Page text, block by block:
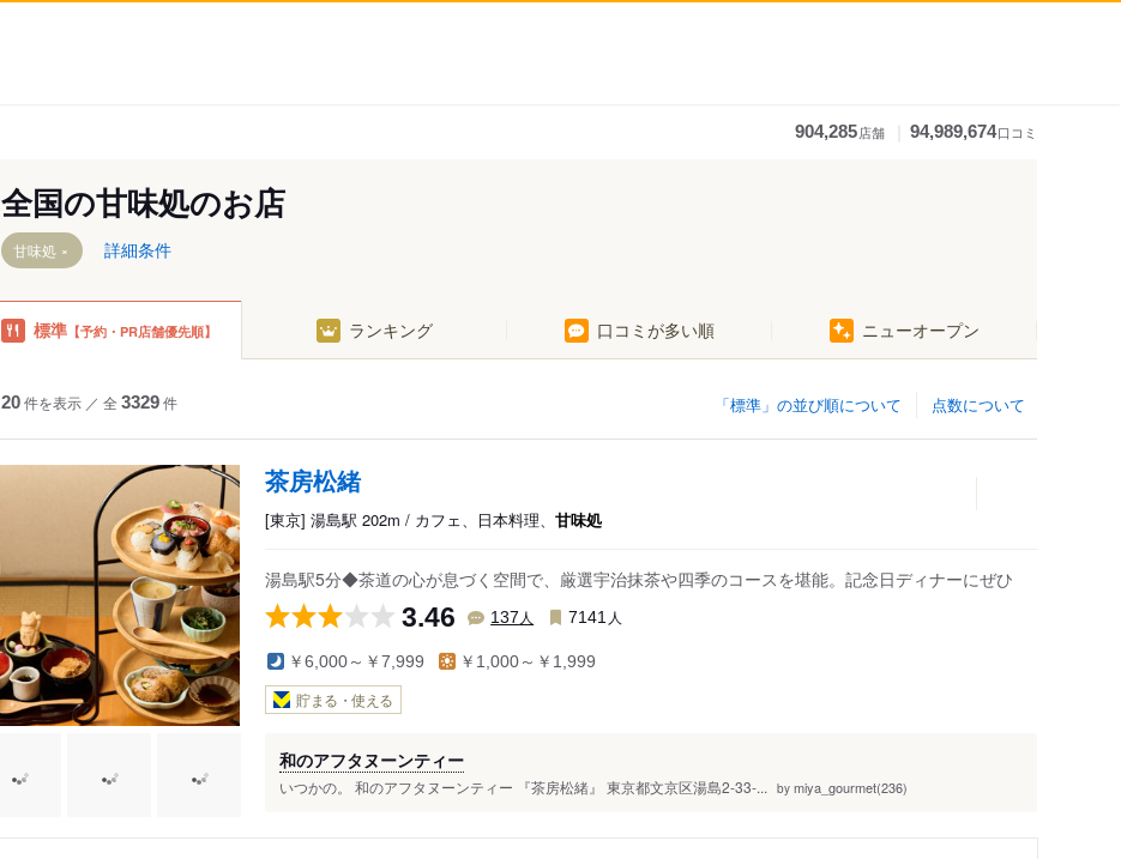
904,285店舗 94,989,674口コミ
全国の甘味処のお店
甘味処 詳細条件
標準 【予約・PR店舗優先順】 ランキング 口コミが多い順 ニューオープン
点数について
「標準」の並び順について
20件を表示 ／ 全 3329件
茶房松緒
[東京] 湯島駅 202m / カフェ、日本料理、 甘味処
湯島駅5分◆茶道の心が息づく空間で、厳選宇治抹茶や四季のコースを堪能。記念日ディナーにぜひ
3.46 137 人 7141 人
￥6,000～￥7,999 ￥1,000～￥1,999
貯まる・使える
和のアフタヌーンティー
いつかの。 和のアフタヌーンティー 『茶房松緒』 東京都文京区湯島2-33-... by miya_gourmet(236)